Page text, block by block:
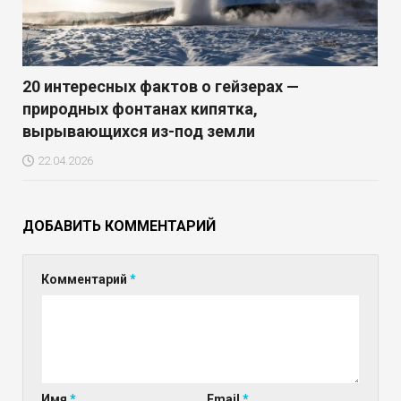
20 интересных фактов о гейзерах —
природных фонтанах кипятка,
вырывающихся из-под земли
22.04.2026
ДОБАВИТЬ КОММЕНТАРИЙ
Комментарий *